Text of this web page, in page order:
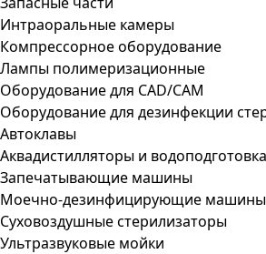
Интраоральные камеры
Компрессорное оборудование
Лампы полимеризационные
Оборудование для CAD/CAM
Оборудование для дезинфекции
Автоклавы
Аквадистилляторы и водоподготовка
Запечатывающие машины
Моечно-дезинфицирующие машины
Суховоздушные стерилизаторы
Ультразвуковые мойки